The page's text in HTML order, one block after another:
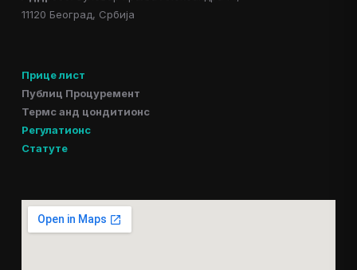
11120 Београд, Србија
Прице лист
Публиц Процуремент
Термс анд цондитионс
Регулатионс
Статуте